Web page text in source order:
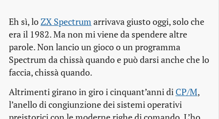
Eh sì, loZX Spectrum arrivava giusto oggi, solo che
era il 1982. Ma non mi viene da spendere altre
parole. Non lancio un gioco o un programma
Spectrum da chissà quando e può darsi anche che lo
faccia, chissà quando.
Altrimenti girano in giro i cinquant’anni di CP/M,
l’anello di congiunzione dei sistemi operativi